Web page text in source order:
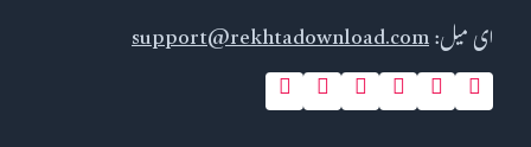
ای میل:support@rekhtadownload.com